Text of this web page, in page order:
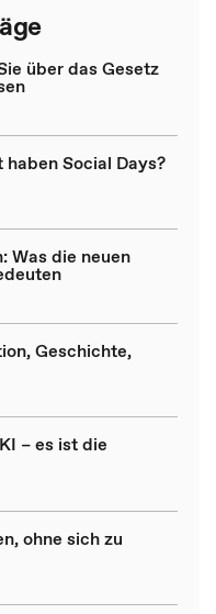
über das Gesetz
Social Days?
Was die neuen
Geschichte,
– es ist die
ohne sich zu